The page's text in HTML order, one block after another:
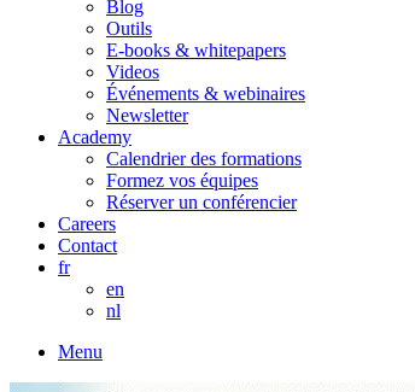
Blog
Outils
E-books & whitepapers
Videos
Événements & webinaires
Newsletter
Academy
Calendrier des formations
Formez vos équipes
Réserver un conférencier
Careers
Contact
fr
en
nl
Menu